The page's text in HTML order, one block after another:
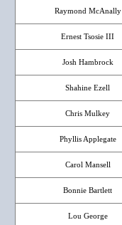
Raymond McAnally
Ernest Tsosie III
Josh Hambrock
Shahine Ezell
Chris Mulkey
Phyllis Applegate
Carol Mansell
Bonnie Bartlett
Lou George